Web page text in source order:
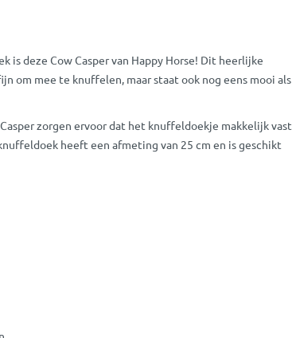
is deze Cow Casper van Happy Horse! Dit heerlijke
om mee te knuffelen, maar staat ook nog eens mooi als
zorgen ervoor dat het knuffeldoekje makkelijk vast
heeft een afmeting van 25 cm en is geschikt